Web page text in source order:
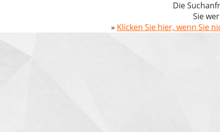
Die
Sie
» Klicken Sie hier, wenn Sie